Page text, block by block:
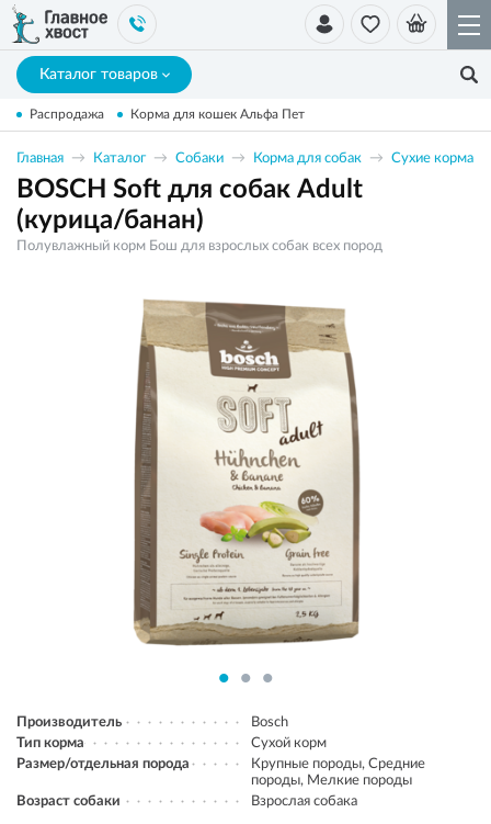
Каталог товаров
Распродажа Корма для кошек Альфа Пет
Главная Каталог Собаки Корма для собак Сухие корма
BOSCH Soft для собак Adult
(курица/банан)
Полувлажный корм Бош для взрослых собак всех пород
Производитель
Bosch
Тип корма
Сухой корм
Размер/отдельная порода
Крупные породы, Средние
породы, Мелкие породы
Возраст собаки
Взрослая собака